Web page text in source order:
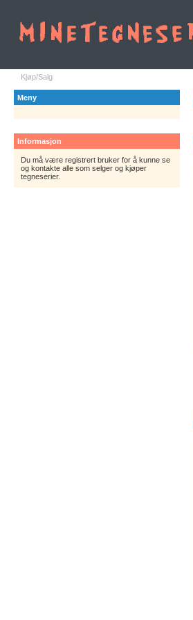
Kjøp/Salg
Meny
Informasjon
Du må være registrert bruker for å kunne se
og kontakte alle som selger og kjøper
tegneserier.